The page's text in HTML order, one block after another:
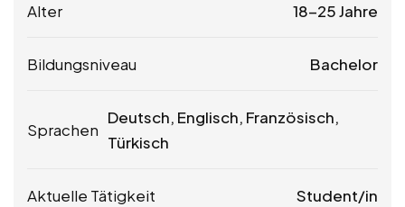
Alter 18-25 Jahre
Bildungsniveau Bachelor
Sprachen
Deutsch, Englisch, Französisch,
Türkisch
Aktuelle Tätigkeit Student/in